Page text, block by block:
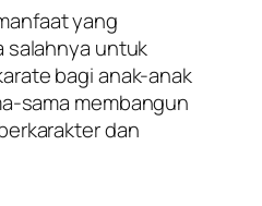
yang
salahnya untuk
bagi anak-anak
sama membangun
dan